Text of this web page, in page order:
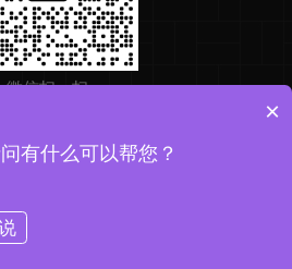
微信扫一扫
×
有什么可以帮您？